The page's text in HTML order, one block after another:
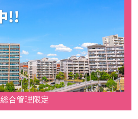
総合管理限定